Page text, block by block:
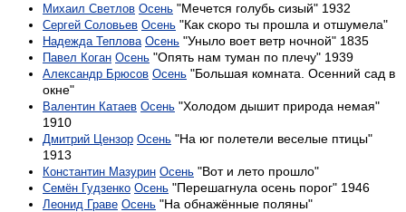
Михаил Светлов Осень "Мечется голубь сизый" 1932
Сергей Соловьев Осень "Как скоро ты прошла и отшумела"
Надежда Теплова Осень "Уныло воет ветр ночной" 1835
Павел Коган Осень "Опять нам туман по плечу" 1939
Александр Брюсов Осень "Большая комната. Осенний сад в
окне"
Валентин Катаев Осень "Холодом дышит природа немая"
1910
Дмитрий Цензор Осень "На юг по­ле­те­ли ве­се­лые птицы"
1913
Константин Мазурин Осень "Вот и лето прошло"
Семён Гудзенко Осень "Перешагнула осень порог" 1946
Леонид Граве Осень "На обнажённые поляны"